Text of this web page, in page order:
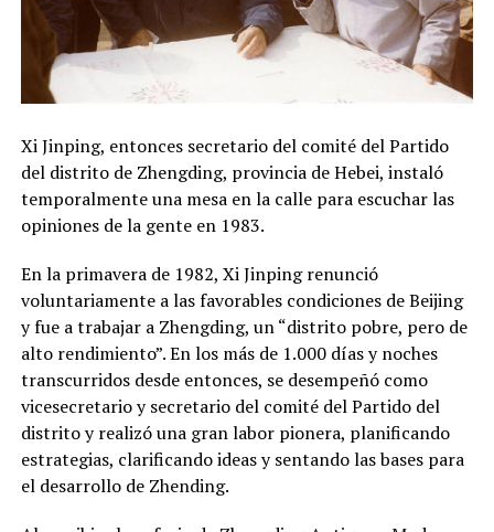
Xi Jinping, entonces secretario del comité del Partido
del distrito de Zhengding, provincia de Hebei, instaló
temporalmente una mesa en la calle para escuchar las
opiniones de la gente en 1983.
En la primavera de 1982, Xi Jinping renunció
voluntariamente a las favorables condiciones de Beijing
y fue a trabajar a Zhengding, un “distrito pobre, pero de
alto rendimiento”. En los más de 1.000 días y noches
transcurridos desde entonces, se desempeñó como
vicesecretario y secretario del comité del Partido del
distrito y realizó una gran labor pionera, planificando
estrategias, clarificando ideas y sentando las bases para
el desarrollo de Zhending.